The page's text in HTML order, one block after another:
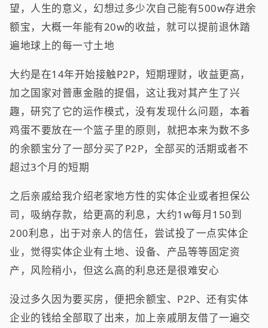
望，人生的意义，幻想过多少次自己能有500w存进余
额宝，大概一年能有20w的收益，就可以提前退休踏
遍地球上的每一寸土地
大约是在14年开始接触P2P，短期理财，收益更高，
加之国家对普惠金融的提倡，这让我对其产生了兴
趣，研究了它的运作模式，没有发现什么问题，本着
鸡蛋不要放在一个篮子里的原则，就把本来为数不多
的余额宝分了一部分买了P2P，全部买的活期或者不
超过3个月的短期
之后亲戚给我介绍老家地方性的实体企业或者担保公
司，吸纳存款，给更高的利息，大约1w每月150到
200利息，出于对亲人的信任，尝试投了一点实体企
业，觉得实体企业有土地、设备、产品等等固定资
产，风险稍小，但这么高的利息还是很难安心
没过多久因为要买房，便把余额宝、P2P、还有实体
企业的钱给全部取了出来，加上亲戚朋友借了一遍交